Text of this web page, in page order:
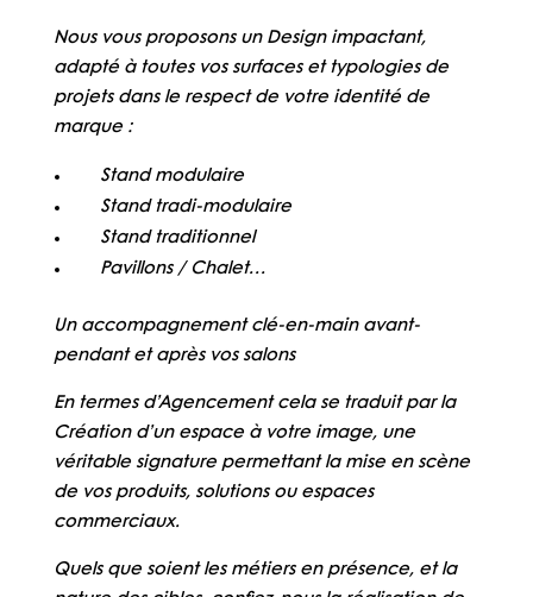
Nous vous proposons un Design impactant,
adapté à toutes vos surfaces et typologies de
projets dans le respect de votre identité de
marque :
Stand modulaire
Stand tradi-modulaire
Stand traditionnel
Pavillons / Chalet…
Un accompagnement clé-en-main avant-
pendant et après vos salons
En termes d’Agencement cela se traduit par la
Création d’un espace à votre image, une
véritable signature permettant la mise en scène
de vos produits, solutions ou espaces
commerciaux.
Quels que soient les métiers en présence, et la